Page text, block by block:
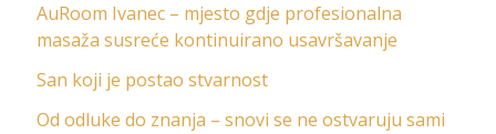
AuRoom Ivanec – mjesto gdje profesionalna
masaža susreće kontinuirano usavršavanje
San koji je postao stvarnost
Od odluke do znanja – snovi se ne ostvaruju sami